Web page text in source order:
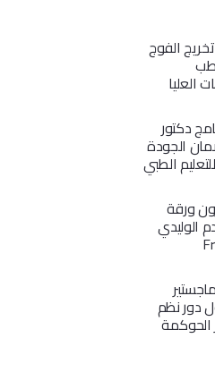
الفوج
العليا
دكتور
الجودة
الطبي
ورقة
الوليدي
دور نظم
الحوكمة